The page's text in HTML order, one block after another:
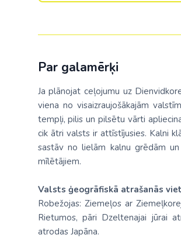
Par galamērķi
Ja plānojat ceļojumu uz
viena no visaizraujošākajām
tempļi, pilis un pilsētu vārti
cik ātri valsts ir attīstījusies. Kalni
sastāv no lielām kalnu grēdām
mīlētājiem.
Valsts ģeogrāfiskā atrašanās
Robežojas: Ziemeļos ar
Rietumos, pāri Dzeltenajai jūrai
atrodas Japāna.